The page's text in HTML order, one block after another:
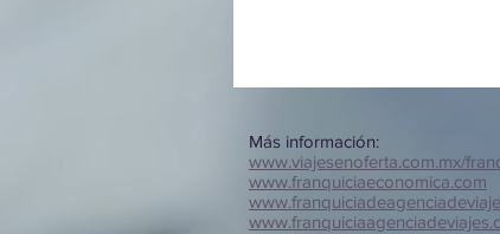
Más información:
www.viajesenoferta.com.mx/
www.franquiciaeconomica.com